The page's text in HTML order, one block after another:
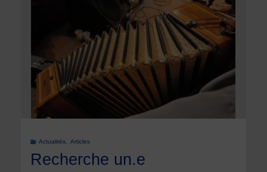
Livre
Chansons
du
Actualités, Articles
Recherche un.e